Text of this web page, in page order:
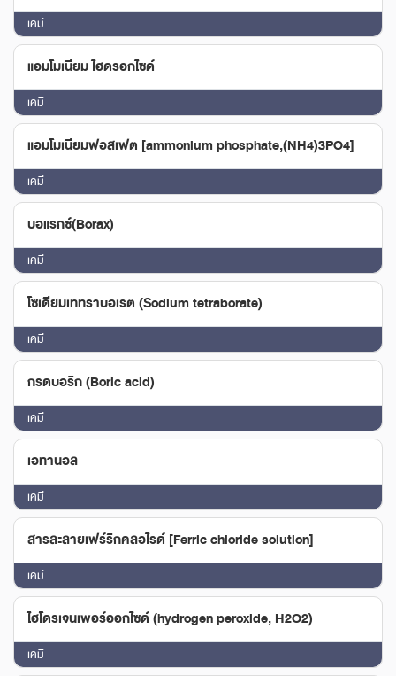
เคมี
แอมโมเนียม ไฮดรอกไซด์
เคมี
แอมโมเนียมฟอสเฟต [ammonium phosphate,(NH4)3PO4]
เคมี
บอแรกซ์(Borax)
เคมี
โซเดียมเททราบอเรต (Sodium tetraborate)
เคมี
กรดบอริก (Boric acid)
เคมี
เอทานอล
เคมี
สารละลายเฟร์ริกคลอไรด์ [Ferric chloride solution]
เคมี
ไฮโดรเจนเพอร์ออกไซด์ (hydrogen peroxide, H2O2)
เคมี